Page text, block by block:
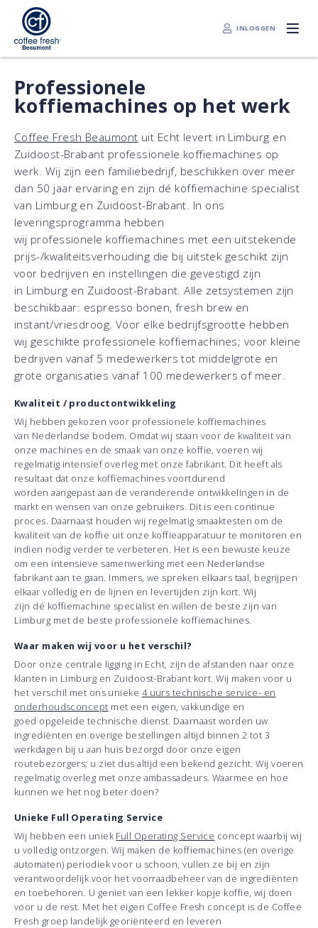
INLOGGEN
Professionele
koffiemachines op het werk
Coffee Fresh Beaumont uit Echt levert in Limburg en
Zuidoost-Brabant professionele koffiemachines op
werk. Wij zijn een familiebedrijf, beschikken over meer
dan 50 jaar ervaring en zijn dé koffiemachine specialist
van Limburg en Zuidoost-Brabant. In ons
leveringsprogramma hebben
wij professionele koffiemachines met een uitstekende
prijs-/kwaliteitsverhouding die bij uitstek geschikt zijn
voor bedrijven en instellingen die gevestigd zijn
in Limburg en Zuidoost-Brabant. Alle zetsystemen zijn
beschikbaar: espresso bonen, fresh brew en
instant/vriesdroog. Voor elke bedrijfsgrootte hebben
wij geschikte professionele koffiemachines; voor kleine
bedrijven vanaf 5 medewerkers tot middelgrote en
grote organisaties vanaf 100 medewerkers of meer.
Kwaliteit / productontwikkeling
Wij hebben gekozen voor professionele koffiemachines
van Nederlandse bodem. Omdat wij staan voor de kwaliteit van
onze machines en de smaak van onze koffie, voeren wij
regelmatig intensief overleg met onze fabrikant. Dit heeft als
resultaat dat onze koffiemachines voortdurend
worden aangepast aan de veranderende ontwikkelingen in de
markt en wensen van onze gebruikers. Dit is een continue
proces. Daarnaast houden wij regelmatig smaaktesten om de
kwaliteit van de koffie uit onze koffieapparatuur te monitoren en
indien nodig verder te verbeteren. Het is een bewuste keuze
om een intensieve samenwerking met een Nederlandse
fabrikant aan te gaan. Immers, we spreken elkaars taal, begrijpen
elkaar volledig en de lijnen en levertijden zijn kort. Wij
zijn dé koffiemachine specialist en willen de beste zijn van
Limburg met de beste professionele koffiemachines.
Waar maken wij voor u het verschil?
Door onze centrale ligging in Echt, zijn de afstanden naar onze
klanten in Limburg en Zuidoost-Brabant kort. Wij maken voor u
het verschil met ons unieke 4 uurs technische service- en
onderhoudsconcept met een eigen, vakkundige en
goed opgeleide technische dienst. Daarnaast worden uw
ingrediënten en overige bestellingen altijd binnen 2 tot 3
werkdagen bij u aan huis bezorgd door onze eigen
routebezorgers; u ziet dus altijd een bekend gezicht. Wij voeren
regelmatig overleg met onze ambassadeurs. Waarmee en hoe
kunnen we het nog beter doen?
Unieke Full Operating Service
Wij hebben een uniek Full Operating Service concept waarbij wij
u volledig ontzorgen. Wij maken de koffiemachines (en overige
automaten) periodiek voor u schoon, vullen ze bij en zijn
verantwoordelijk voor het voorraadbeheer van de ingrediënten
en toebehoren. U geniet van een lekker kopje koffie, wij doen
voor u de rest. Met het eigen Coffee Fresh concept is de Coffee
Fresh groep landelijk georiënteerd en leveren